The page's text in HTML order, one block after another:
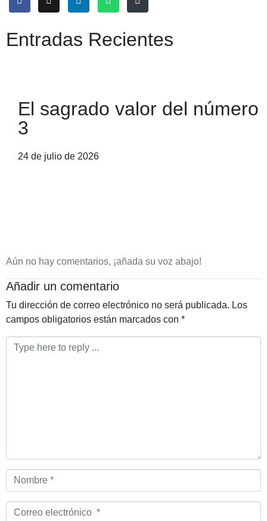
Entradas Recientes
El sagrado valor del número
3
24 de julio de 2026
Aún no hay comentarios, ¡añada su voz abajo!
Añadir un comentario
Tu dirección de correo electrónico no será publicada. Los
campos obligatorios están marcados con *
Comentario
Nombre
*
Correo